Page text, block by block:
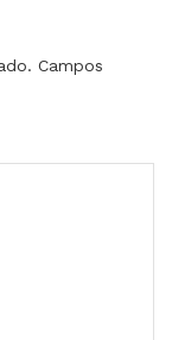
Campos